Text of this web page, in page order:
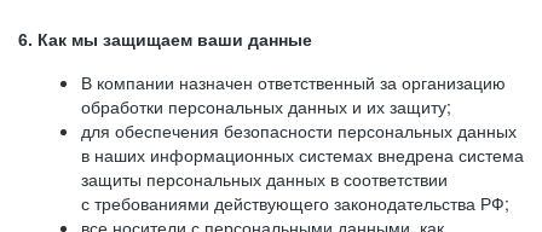
6. Как мы защищаем ваши данные
В компании назначен ответственный за организацию
обработки персональных данных и их защиту;
для обеспечения безопасности персональных данных
в наших информационных системах внедрена система
защиты персональных данных в соответствии
с требованиями действующего законодательства РФ;
все носители с персональными данными, как